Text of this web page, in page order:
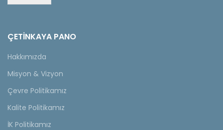
ÇETINKAYA PANO
Hakkımızda
Misyon & Vizyon
Çevre Politikamız
Kalite Politikamız
İK Politikamız